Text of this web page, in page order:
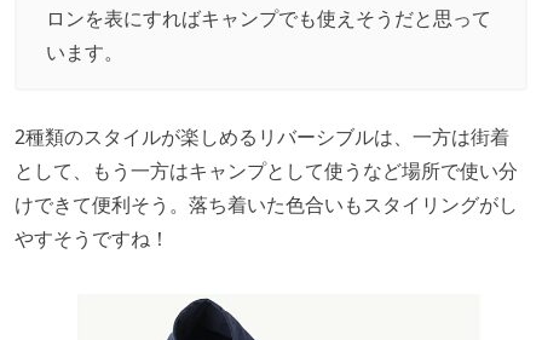
ロンを表にすればキャンプでも使えそうだと思って
います。
2種類のスタイルが楽しめるリバーシブルは、一方は街着
として、もう一方はキャンプとして使うなど場所で使い分
けできて便利そう。落ち着いた色合いもスタイリングがし
やすそうですね！